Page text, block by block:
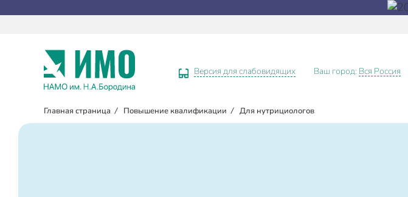
Версия для слабовидящих Ваш город: Вся Россия
Главная страница / Повышение квалификации / Для нутрициологов